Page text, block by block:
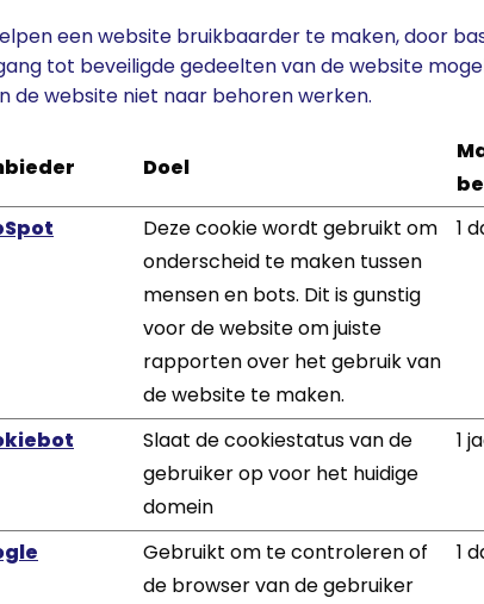
een website bruikbaarder te maken, door
tot beveiligde gedeelten van de website
de website niet naar behoren werken.
Doel
Deze cookie wordt gebruikt om
onderscheid te maken tussen
mensen en bots. Dit is gunstig
voor de website om juiste
rapporten over het gebruik van
de website te maken.
1
Slaat de cookiestatus van de
gebruiker op voor het huidige
domein
1
Gebruikt om te controleren of
de browser van de gebruiker
1